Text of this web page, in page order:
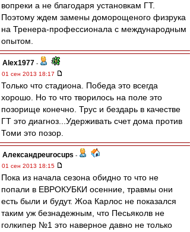
вопреки а не благодаря установкам ГТ.
Поэтому ждем замены доморощеного физрука
на Тренера-профессионала c международным
опытом.
Alex1977 -
01 сен 2013 18:17
Только что стадиона. Победа это всегда
хорошо. Но то что творилось на поле это
позорище конечно. Трус и бездарь в качестве
ГТ это диагноз...Удерживать счет дома против
Томи это позор.
Александрeurocups -
01 сен 2013 18:15
Пока из начала сезона обидно то что не
попали в ЕВРОКУБКИ осенние, травмы они
есть были и будут. Жоа Карлос не показался
таким уж безнадежным, что Песьяколв не
голкипер №1 это наверное давно не только